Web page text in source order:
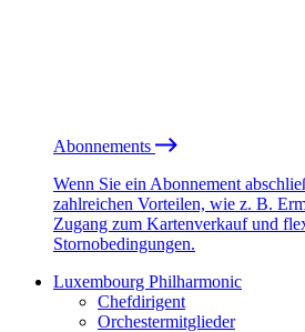
Abonnements
Wenn Sie ein Abonnement
zahlreichen Vorteilen, wie z. B.
Zugang zum Kartenverkauf und
Stornobedingungen.
Luxembourg Philharmonic
Chefdirigent
Orchestermitglieder